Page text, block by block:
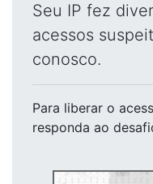
Seu IP fez
acessos
conosco.
Para liberar o
responda ao